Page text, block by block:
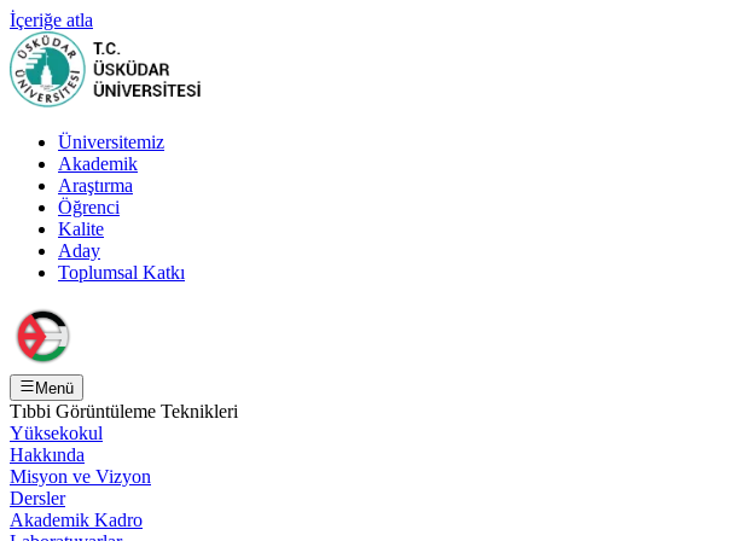
İçeriğe atla
Üniversitemiz
Akademik
Araştırma
Öğrenci
Kalite
Aday
Toplumsal Katkı
Menü
Tıbbi Görüntüleme Teknikleri
Yüksekokul
Hakkında
Misyon ve Vizyon
Dersler
Akademik Kadro